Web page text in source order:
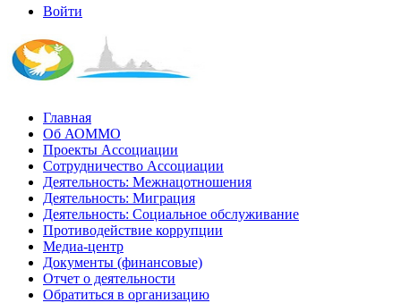
Войти
Главная
Об АОММО
Проекты Ассоциации
Сотрудничество Ассоциации
Деятельность: Межнацотношения
Деятельность: Миграция
Деятельность: Социальное обслуживание
Противодействие коррупции
Медиа-центр
Документы (финансовые)
Отчет о деятельности
Обратиться в организацию